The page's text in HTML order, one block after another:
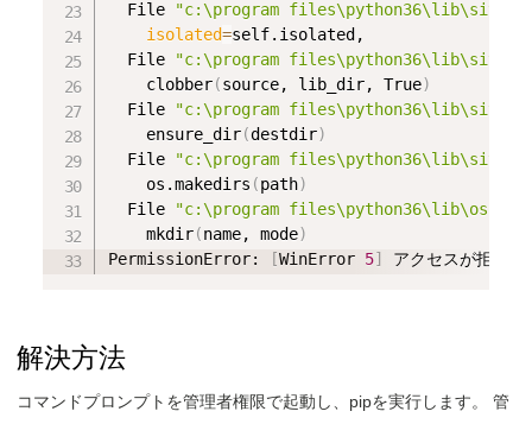
  File
"c:\program files\python36\lib\site-
isolated=self.isolated,
  File
"c:\program files\python36\lib\site-
    clobber
(source, lib_dir, True)
  File
"c:\program files\python36\lib\site-
    ensure_dir
(destdir)
  File
"c:\program files\python36\lib\site-
    os.makedirs
(path)
  File
"c:\program files\python36\lib\os.py"
    mkdir
(name, mode)
PermissionError:
[WinError 5] アクセスが拒否
解決方法
コマンドプロンプトを管理者権限で起動し、pipを実行します。 管